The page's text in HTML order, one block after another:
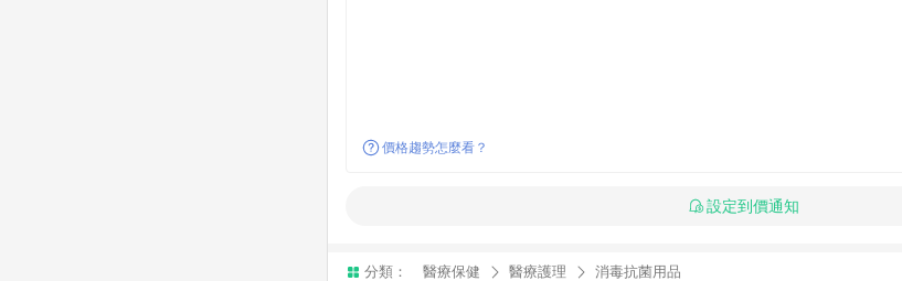
價格趨勢怎麼看？
設定到價通知
分類： 醫療保健 醫療護理 消毒抗菌用品